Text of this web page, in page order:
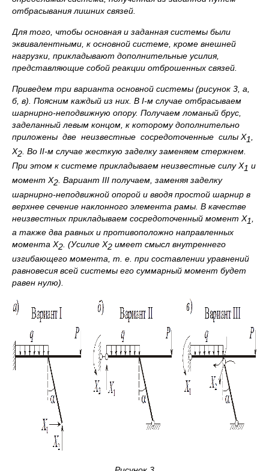
отбрасывания лишних связей.
Для того, чтобы основная и заданная системы были
эквивалентными, к основной системе, кроме внешней
нагрузки, прикладывают дополнительные усилия,
представляющие собой реакции отброшенных связей.
Приведем три варианта основной системы (рисунок 3, а,
б, в). Поясним каждый из них. В I-м случае отбрасываем
шарнирно-неподвижную опору. Получаем ломаный брус,
заделанный левым концом, к которому дополнительно
приложены две неизвестные сосредоточенные силы X1,
X2 . Во II-м случае жесткую заделку заменяем стержнем.
При этом к системе прикладываем неизвестные силуX1 и
момент X2 . Вариант III получаем, заменяя заделку
шарнирно-неподвижной опорой и вводя простой шарнир в
верхнее сечение наклонного элемента рамы. В качестве
неизвестных прикладываем сосредоточенный момент X1
а также два равных и противоположно направленных
момента X2. (Усилие X2 имеет смысл внутреннего
изгибающего момента, т. е. при составлении уравнений
равновесия всей системы его суммарный момент будет
равен нулю).